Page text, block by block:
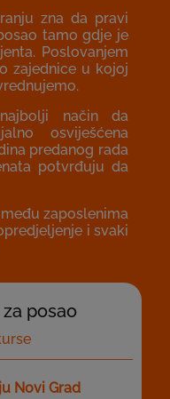
zna da pravi
tamo gdje je
Poslovanjem
zajednice u kojoj
način da
osviješćena
predanog rada
potvrđuju da
zaposlenima
i svaki
posao
Novi Grad